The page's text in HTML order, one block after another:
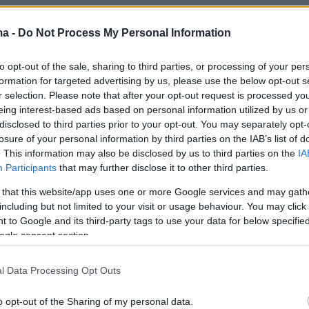
- Do Not Process My Personal Information
opt-out of the sale, sharing to third parties, or processing of your
for targeted advertising by us, please use the below opt-out
selection. Please note that after your opt-out request is processed
interest-based ads based on personal information utilized by us
to third parties prior to your opt-out. You may separately
of your personal information by third parties on the IAB’s list of
This information may also be disclosed by us to third parties on the
Participants that may further disclose it to other third parties.
that this website/app uses one or more Google services and may
but not limited to your visit or usage behaviour. You may
to Google and its third-party tags to use your data for below
consent section.
Data Processing Opt Outs
opt-out of the Sharing of my personal data.
protothema.gr στο Google Newsκαι μάθετε πρώτοι
Ειδήσειςαπό την Ελλάδα και τον Κόσμο, τη
στο Protothema.gr
ΕιδήσειςΔημοφιλή
πυρκαγιάς
είναι στο
βίντεο